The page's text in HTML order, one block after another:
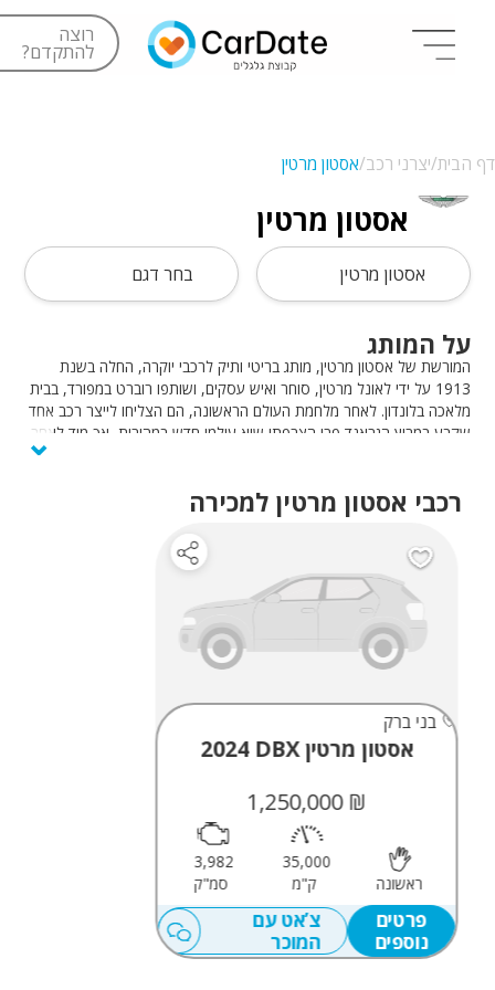
רוצה
להתקדם?
דף הבית/יצרני רכב/אסטון מרטין
אסטון מרטין
אסטון מרטין בחר דגם
על המותג
המורשת של אסטון מרטין, מותג בריטי ותיק לרכבי יוקרה, החלה בשנת
1913 על ידי לאונל מרטין, סוחר ואיש עסקים, ושותפו רוברט במפורד, בבית
מלאכה בלונדון. לאחר מלחמת העולם הראשונה, הם הצליחו לייצר רכב אחד
שקבע במרוץ הגראנד פרי הצרפתי שיא עולמי חדש במהירות, אך מיד לאחר
מכן חברת אסטון מרטין קרסה והם פשטו רגל. כעבור מספר שנים, אסטון
דיוויד בראון. אסטון מרטין הפכה לאייקון בתחום הספורט המוטורי, וידועה
ברכבים האלגנטיים, העוצמתיים ובעלי הביצועים הגבוהים, המככבים גם
בסרטי ג׳יימס בונד.
⌄
רכבי אסטון מרטין למכירה
בני ברק
אסטון מרטין DBX
2024
₪ 1,250,000
3,982
סמ"ק
35,000
ק"מ
ראשונה
פרטים
נוספים
צ’אט עם
המוכר